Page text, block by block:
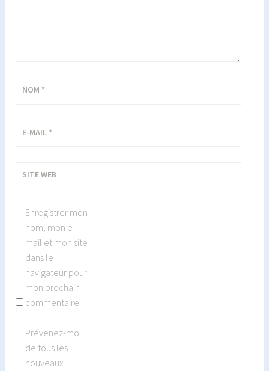
NOM *
E-MAIL *
SITE WEB
Enregistrer mon
nom, mon e-
mail et mon site
dans le
navigateur pour
mon prochain
commentaire.
Prévenez-moi
de tous les
nouveaux